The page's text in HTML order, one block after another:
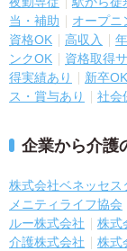
当・補助
オープニ
資格OK
高収入
ンクOK
資格取得
得実績あり
新卒OK
ス・賞与あり
社会
企業から介護
株式会社ベネッセス
メニティライフ協会
ルー株式会社
株式
介護株式会社
株式